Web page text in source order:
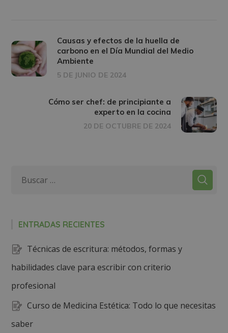
Causas y efectos de la huella de
carbono en el Día Mundial del Medio
Ambiente
5 DE JUNIO DE 2024
Cómo ser chef: de principiante a
experto en la cocina
20 DE OCTUBRE DE 2024
ENTRADAS RECIENTES
Técnicas de escritura: métodos, formas y
habilidades clave para escribir con criterio
profesional
Curso de Medicina Estética: Todo lo que necesitas
saber